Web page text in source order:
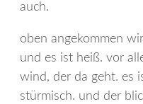
auch.
oben angekommen
und es ist heiß. vor
wind, der da geht. es
stürmisch. und der